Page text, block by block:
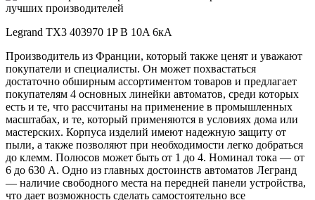
Legrand TX3 403970 1P B 10A 6кА
Производитель из Франции, который также ценят и уважают
покупатели и специалисты. Он может похвастаться
достаточно обширным ассортиментом товаров и предлагает
покупателям 4 основных линейки автоматов, среди которых
есть и те, что рассчитаны на применение в промышленных
масштабах, и те, который применяются в условиях дома или
мастерских. Корпуса изделий имеют надежную защиту от
пыли, а также позволяют при необходимости легко добраться
до клемм. Полюсов может быть от 1 до 4. Номинал тока — от
6 до 630 А. Одно из главных достоинств автоматов Легранд
— наличие свободного места на передней панели устройства,
что дает возможность сделать самостоятельно все